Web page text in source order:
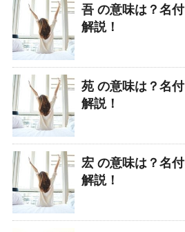
吾 の意味は？名
解説！
苑 の意味は？名
解説！
宏 の意味は？名
解説！